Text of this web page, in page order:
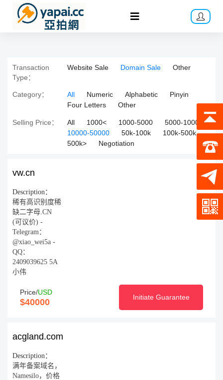
Transaction
Type：
Website Sale Domain Sale Other
Category： All Numeric Alphabetic
Pinyin
Four Letters
Other
Selling Price： All 1000< 1000-5000
5000-10000
10000-50000
50k-100k
100k-500k
500k>
Negotiation
vw.cn
Description：
稀有高识别度稀
缺二字母.CN
(可议价) -
Telegram：
@xiao_wei5a -
QQ：
2409039625 5A
小伟
Price/USD
$40000 Initiate Guarantee
acgland.com
Description：
满年备案域名，
Namesilo，价格